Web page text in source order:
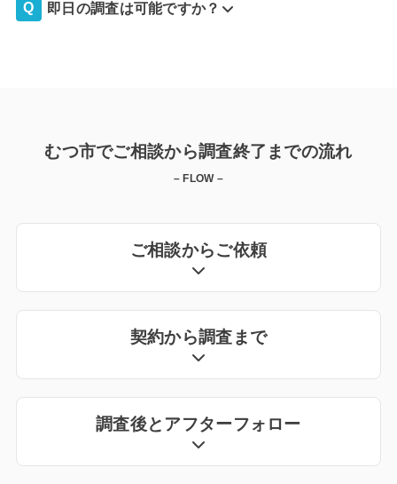
即日の調査は可能ですか？
むつ市でご相談から調査終了までの流れ
– FLOW –
ご相談からご依頼
契約から調査まで
調査後とアフターフォロー